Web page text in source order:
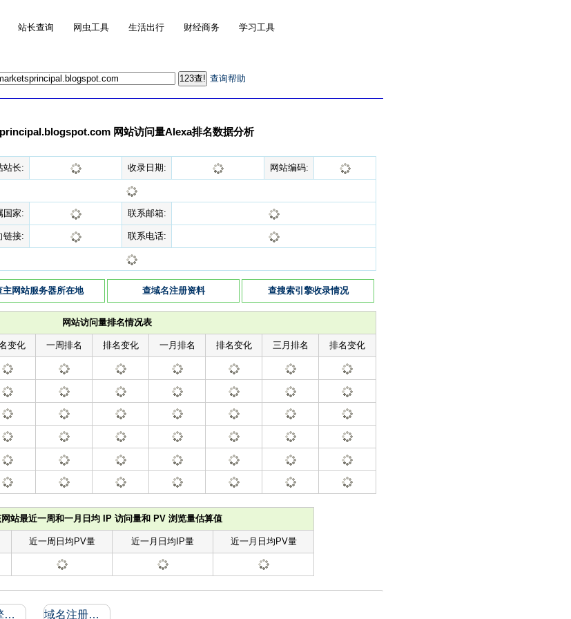
站长查询 网虫工具 生活出行 财经商务 学习工具
查询帮助
网站访问量Alexa排名数据分析
站长: 收录日期: 网站编码:
国家: 联系邮箱:
链接: 联系电话:
主网站服务器所在地 查域名注册资料 查搜索引擎收录情况
网站访问量排名情况表
变化 一周排名 排名变化 一月排名 排名变化 三月排名 排名变化
站最近一周和一月日均 IP 访问量和 PV 浏览量估算值
近一周日均PV量 近一月日均IP量 近一月日均PV量
搜索引擎收录和反向链接 域名注册信息